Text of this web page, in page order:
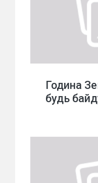
Година
будь